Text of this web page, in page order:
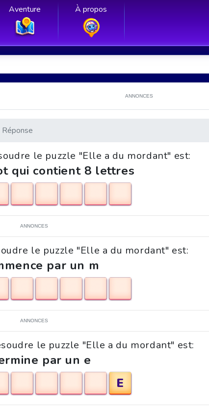
Aventure À propos
ANNONCES
Réponse
le puzzle "Elle a du mordant" est:
qui contient 8 lettres
ANNONCES
le puzzle "Elle a du mordant" est:
par un m
ANNONCES
le puzzle "Elle a du mordant" est:
par un e
E